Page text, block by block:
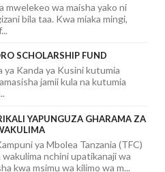
mwelekeo wa maisha yako ni
bila taa. Kwa miaka mingi,
SCHOLARSHIP FUND
ya Kanda ya Kusini kutumia
jamii kula na kutumia
YAPUNGUZA GHARAMA ZA
ya Mbolea Tanzania (TFC)
nchini upatikanaji wa
kwa msimu wa kilimo wa m...